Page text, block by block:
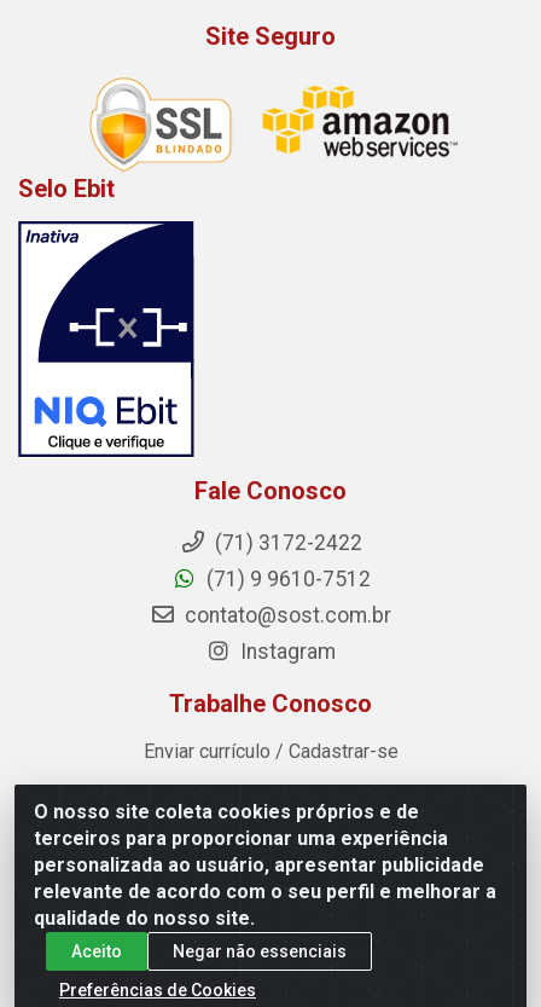
O nosso site coleta cookies próprios e de
terceiros para proporcionar uma experiência
personalizada ao usuário, apresentar publicidade
relevante de acordo com o seu perfil e melhorar a
qualidade do nosso site.
Aceito
Negar não essenciais
Preferências de Cookies
Site Seguro
Selo Ebit
Fale Conosco
(71) 3172-2422
(71) 9 9610-7512
contato@sost.com.br
Instagram
Trabalhe Conosco
Enviar currículo / Cadastrar-se
Sost Distribuidora - Rua Cândido Rissut, 254 - Recreio
Ipitanga, Lauro de Freitas/BA - CEP 42.700-590 - CNPJ
07.041.307/0001-80